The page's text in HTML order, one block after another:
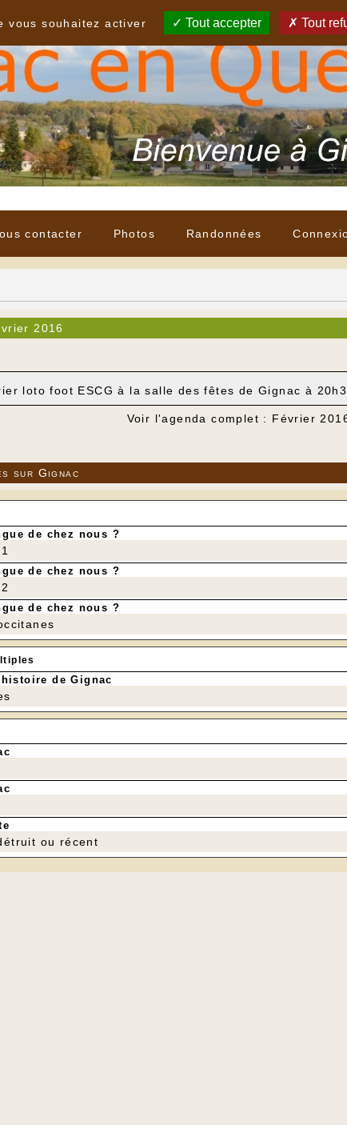
contacter Photos Randonnées
2016
loto foot ESCG à la salle des fêtes de Gignac à
Voir l'agenda complet : Février
sur Gignac
de chez nous ?
de chez nous ?
de chez nous ?
de Gignac
ou récent
vous souhaitez activer
Tout accepter Tout